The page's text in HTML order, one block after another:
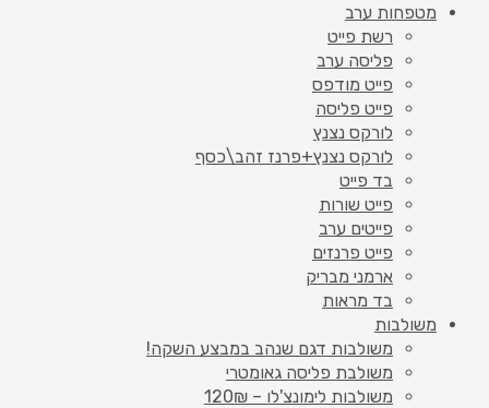
מטפחות ערב
רשת פייט
פליסה ערב
פייט מודפס
פייט פליסה
לורקס נצנץ
לורקס נצנץ+פרנז זהב\כסף
בד פייט
פייט שורות
פייטים ערב
פייט פרנזים
ארמני מבריק
בד מראות
משולבות
משולבות דגם שנהב במבצע השקה!
משולבת פליסה גאומטרי
משולבות לימונצ'לו – 120₪